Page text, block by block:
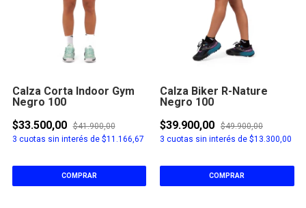
Calza Corta Indoor Gym
Negro 100
$33.500,00
$41.900,00
3 cuotas sin interés de $11.166,67
COMPRAR
Calza Biker R-Nature
Negro 100
$39.900,00
$49.900,00
3 cuotas sin interés de $13.300,00
COMPRAR